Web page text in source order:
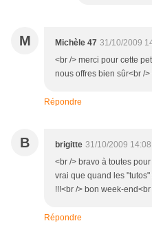
M Michèle 47 31/10/2009
<br /> merci pour cette
nous offres bien sûr<br />
Répondre
B brigitte 31/10/2009 14:08
<br /> bravo à toutes
vrai que quand les
!!!<br /> bon week-
Répondre